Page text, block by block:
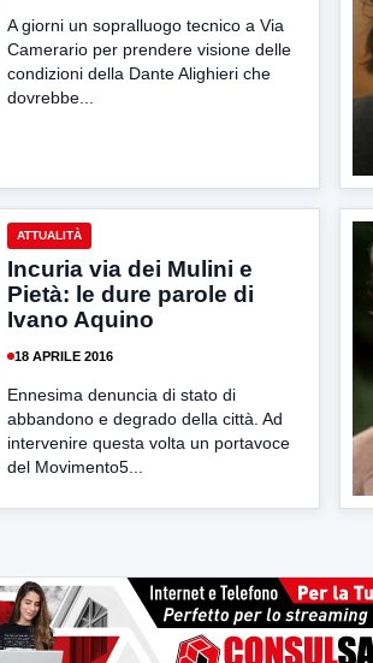
A giorni un sopralluogo tecnico a Via
Camerario per prendere visione delle
condizioni della Dante Alighieri che
dovrebbe...
ATTUALITÀ
Incuria via dei Mulini e
Pietà: le dure parole di
Ivano Aquino
18 APRILE 2016
Ennesima denuncia di stato di
abbandono e degrado della città. Ad
intervenire questa volta un portavoce
del Movimento5...